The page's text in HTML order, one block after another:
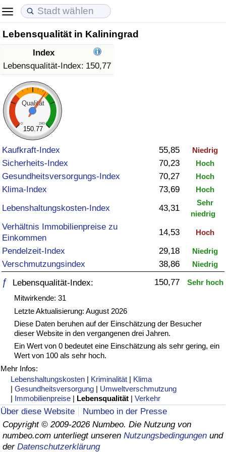
Lebensqualität in Kaliningrad
Index
Lebensqualität-Index: 150,77
Qualität
0 240
150.77
Kaufkraft-Index 55,85 Niedrig
Sicherheits-Index 70,23 Hoch
Gesundheitsversorgungs-Index 70,27 Hoch
Klima-Index 73,69 Hoch
Lebenshaltungskosten-Index 43,31
Sehr
niedrig
Verhältnis Immobilienpreise zu
Einkommen
14,53 Hoch
Pendelzeit-Index 29,18 Niedrig
Verschmutzungsindex 38,86 Niedrig
ƒ Lebensqualität-Index: 150,77
Sehr hoch
Mitwirkende: 31
Letzte Aktualisierung: August 2026
Diese Daten beruhen auf der Einschätzung der Besucher
dieser Website in den vergangenen drei Jahren.
Ein Wert von 0 bedeutet eine Einschätzung als sehr gering, ein
Wert von 100 als sehr hoch.
Mehr Infos:
Lebenshaltungskosten | Kriminalität | Klima
|Gesundheitsversorgung | Umweltverschmutzung
| Immobilienpreise | Lebensqualität |Verkehr
Über diese Website
Numbeo in der Presse
Copyright © 2009-2026 Numbeo. Die Nutzung von
numbeo.com unterliegt unseren Nutzungsbedingungen und
der Datenschutzerklärung
Lebenshaltungskosten
Lebenshaltungskosten-Index (aktuell)
Lebenshaltungskosten-Index
Lebenshaltungskosten-Index nach Land
in Akaba
Immobilienpreise
Immobilienpreis-Index (aktuell)
Immobilienpreis-Index
Immobilienpreis-Index nach Land
Lebensqualität
Lebensqualität-Index
Lebensqualität-Index (aktuell)
Lebensqualitätsindex nach Land
Kriminalität
Kriminalitäts-Index (aktuell)
Kriminalitäts-Index
Gesundheitsversorgung
Gesundheitsversorgungs-Index (aktuell)
Gesundheitsversorgungs-Index
Gesundheitsversorgungs-Index nach Land
Umweltverschmutzung
Umweltverschmutzungs-Index (aktuell)
Verschmutzungsindex
Umweltverschmutzungs-Index nach Land
Verkehr